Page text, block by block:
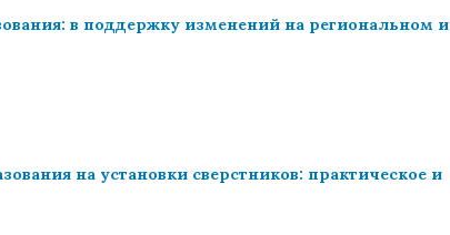
в поддержку изменений на региональном и
на установки сверстников: практическое и